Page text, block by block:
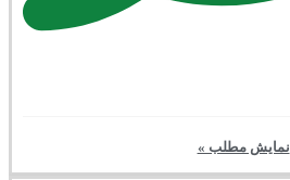
نمایش مطلب »